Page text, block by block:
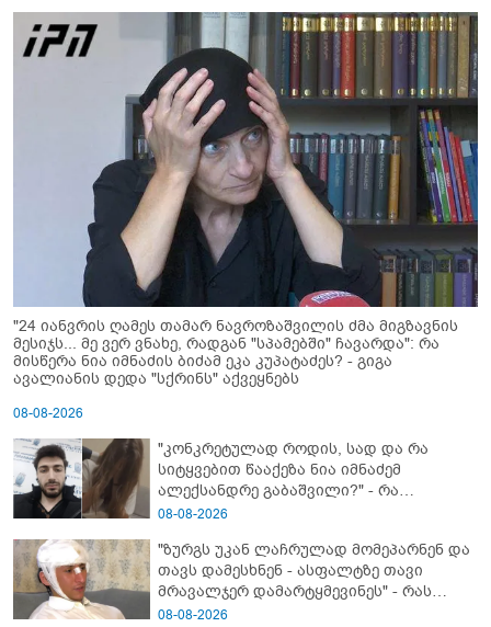
"24 იანვრის ღამეს თამარ ნავროზაშვილის ძმა მიგზავნის
მესიჯს... მე ვერ ვნახე, რადგან "სპამებში" ჩავარდა": რა
მისწერა ნია იმნაძის ბიძამ ეკა კუპატაძეს? - გიგა
ავალიანის დედა "სქრინს" აქვეყნებს
08-08-2026
"კონკრეტულად როდის, სად და რა
სიტყვებით წააქეზა ნია იმნაძემ
ალექსანდრე გაბაშვილი?" - რა
მიმართვას ავრცელებს ნია იმნაძის
08-08-2026
"ზურგს უკან ლაჩრულად მომეპარნენ და
თავს დამესხნენ - ასფალტზე თავი
მრავალჯერ დამარტყმევინეს" - რას
ჰყვება კურიერი, რომელსაც
08-08-2026